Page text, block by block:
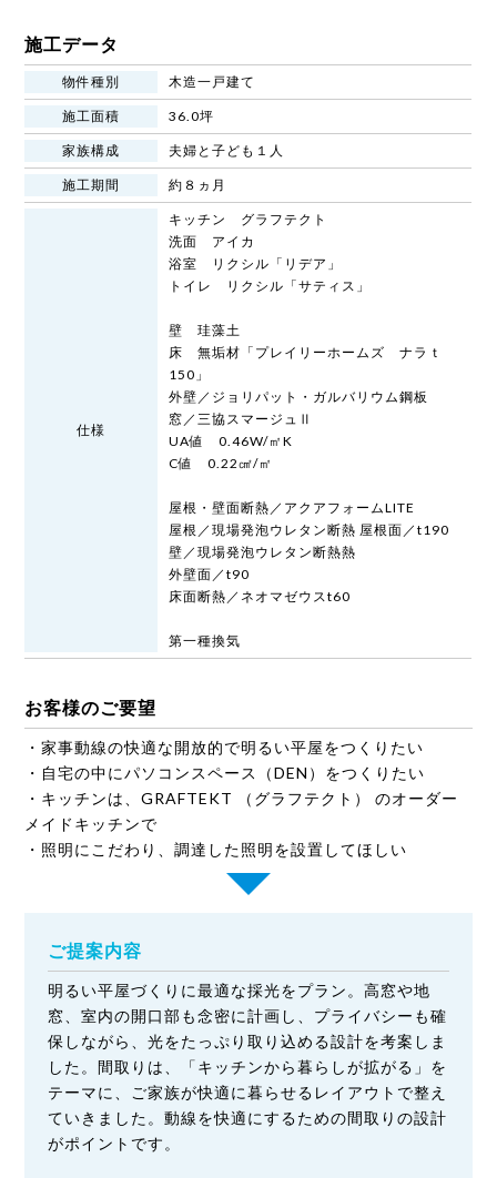
施工データ
物件種別 木造一戸建て
施工面積 36.0坪
家族構成 夫婦と子ども１人
施工期間 約８ヵ月
仕様
キッチン グラフテクト
洗面 アイカ
浴室 リクシル「リデア」
トイレ リクシル「サティス」
壁 珪藻土
床 無垢材「プレイリーホームズ ナラｔ
150」
外壁／ジョリパット・ガルバリウム鋼板
窓／三協スマージュⅡ
UA値 0.46W/㎡K
C値 0.22㎠/㎡
屋根・壁面断熱／アクアフォームLITE
屋根／現場発泡ウレタン断熱 屋根面／t190
壁／現場発泡ウレタン断熱熱
外壁面／t90
床面断熱／ネオマゼウスt60
第一種換気
お客様のご要望
・家事動線の快適な開放的で明るい平屋をつくりたい
・自宅の中にパソコンスペース（DEN）をつくりたい
・キッチンは、GRAFTEKT （グラフテクト） のオーダー
メイドキッチンで
・照明にこだわり、調達した照明を設置してほしい
ご提案内容
明るい平屋づくりに最適な採光をプラン。高窓や地
窓、室内の開口部も念密に計画し、プライバシーも確
保しながら、光をたっぷり取り込める設計を考案しま
した。間取りは、「キッチンから暮らしが拡がる」を
テーマに、ご家族が快適に暮らせるレイアウトで整え
ていきました。動線を快適にするための間取りの設計
がポイントです。